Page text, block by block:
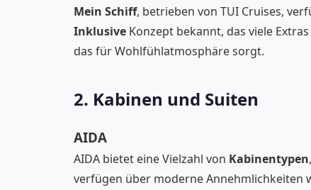
Mein Schiff, betrieben von TUI Cruises,
Inklusive Konzept bekannt, das viele
das für Wohlfühlatmosphäre sorgt.
2. Kabinen und Suiten
AIDA
AIDA bietet eine Vielzahl von Kabinentypen
verfügen über moderne Annehmlichkeiten